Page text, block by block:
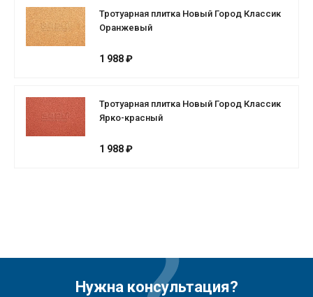
Тротуарная плитка Новый Город Классик
Оранжевый
1 988 ₽
Тротуарная плитка Новый Город Классик
Ярко-красный
1 988 ₽
Нужна консультация?